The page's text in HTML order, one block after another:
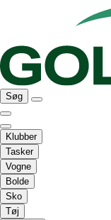
Søg
Klubber
Tasker
Vogne
Bolde
Sko
Tøj